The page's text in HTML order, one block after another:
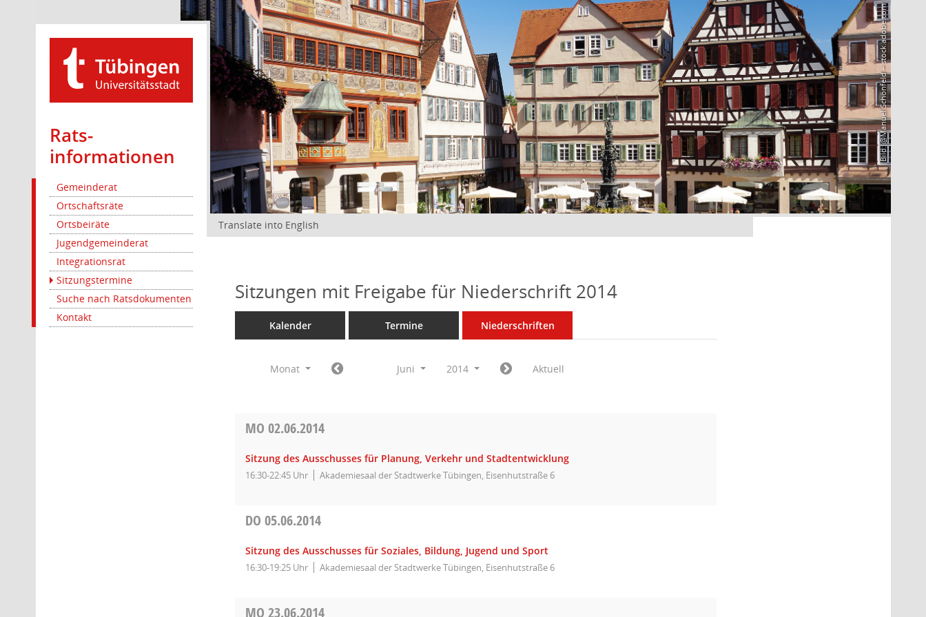
Rats­
informationen
Gemeinderat
Ortschaftsräte
Ortsbeiräte
Jugendgemeinderat
Integrationsrat
Sitzungstermine
Suche nach Ratsdokumenten
Kontakt
Bild: @Manuel Schönfeld – stock.adobe.com
Translate into English
Sitzungen mit Freigabe für Niederschrift 2014
Kalender Termine Niederschriften
Monat Juni 2014 Aktuell
MO02.06.2014
Sitzung des Ausschusses für Planung, Verkehr und Stadtentwicklung
16:30-22:45 Uhr Akademiesaal der Stadtwerke Tübingen, Eisenhutstraße 6
DO05.06.2014
Sitzung des Ausschusses für Soziales, Bildung, Jugend und Sport
16:30-19:25 Uhr Akademiesaal der Stadtwerke Tübingen, Eisenhutstraße 6
MO23.06.2014